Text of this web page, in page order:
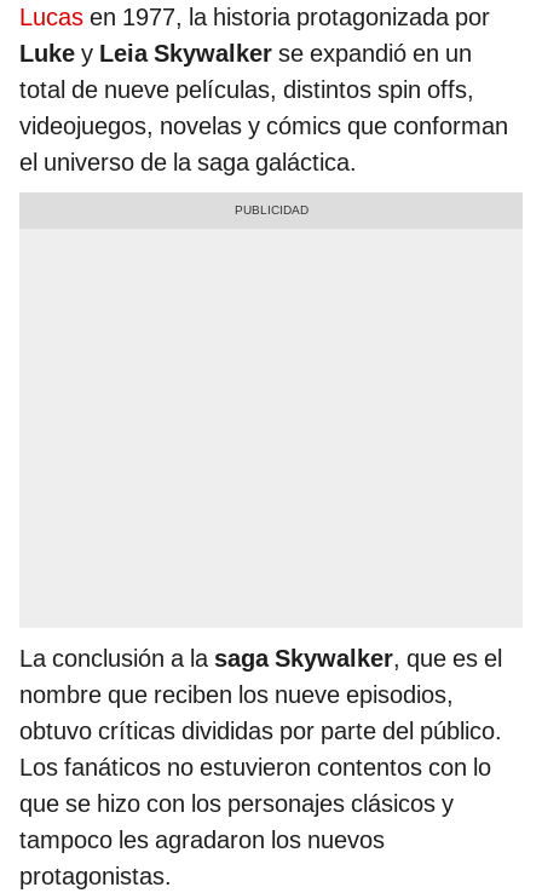
Lucas en 1977, la historia protagonizada por
Luke y Leia Skywalker se expandió en un
total de nueve películas, distintos spin offs,
videojuegos, novelas y cómics que conforman
el universo de la saga galáctica.
La conclusión a la saga Skywalker, que es el
nombre que reciben los nueve episodios,
obtuvo críticas divididas por parte del público.
Los fanáticos no estuvieron contentos con lo
que se hizo con los personajes clásicos y
tampoco les agradaron los nuevos
protagonistas.